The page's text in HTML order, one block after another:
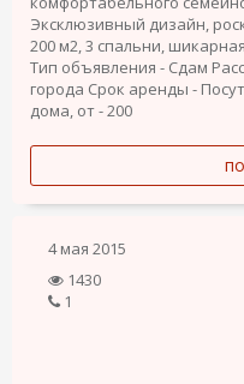
Эксклюзивный дизайн,
200 м2, 3 спальни,
Тип объявления - Сдам
города Срок аренды -
дома, от - 200
4 мая 2015
1430
1